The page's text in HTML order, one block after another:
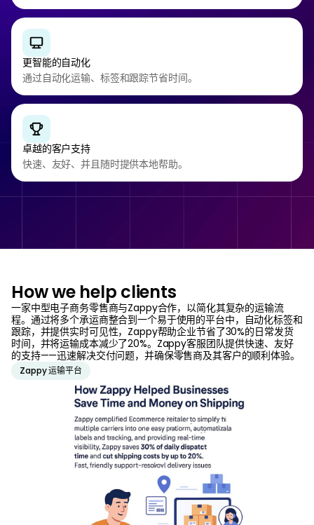
更智能的自动化
通过自动化运输、标签和跟踪节省时间。
卓越的客户支持
快速、友好、并且随时提供本地帮助。
How we help clients
一家中型电子商务零售商与Zappy合作，以简化其复杂的运输流
程。通过将多个承运商整合到一个易于使用的平台中，自动化标签和
跟踪，并提供实时可见性，Zappy帮助企业节省了30%的日常发货
时间，并将运输成本减少了20%。Zappy客服团队提供快速、友好
的支持——迅速解决交付问题，并确保零售商及其客户的顺利体验。
Zappy 运输平台